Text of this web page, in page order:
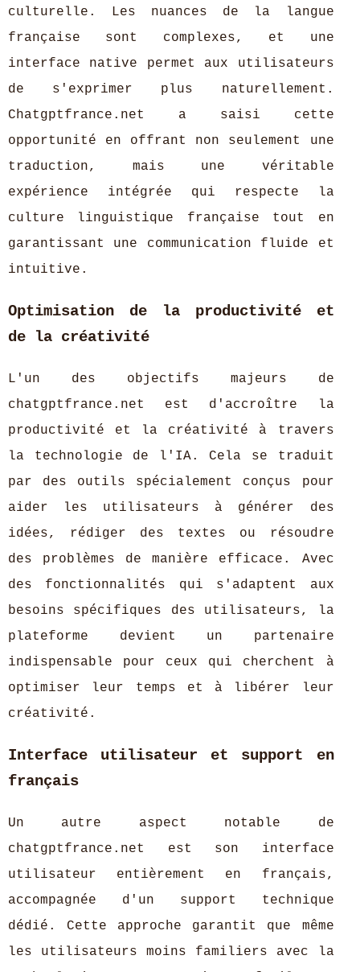
culturelle. Les nuances de la langue
française sont complexes, et une
interface native permet aux utilisateurs
de s'exprimer plus naturellement.
Chatgptfrance.net a saisi cette
opportunité en offrant non seulement une
traduction, mais une véritable
expérience intégrée qui respecte la
culture linguistique française tout en
garantissant une communication fluide et
intuitive.
Optimisation de la productivité et
de la créativité
L'un des objectifs majeurs de
chatgptfrance.net est d'accroître la
productivité et la créativité à travers
la technologie de l'IA. Cela se traduit
par des outils spécialement conçus pour
aider les utilisateurs à générer des
idées, rédiger des textes ou résoudre
des problèmes de manière efficace. Avec
des fonctionnalités qui s'adaptent aux
besoins spécifiques des utilisateurs, la
plateforme devient un partenaire
indispensable pour ceux qui cherchent à
optimiser leur temps et à libérer leur
créativité.
Interface utilisateur et support en
français
Un autre aspect notable de
chatgptfrance.net est son interface
utilisateur entièrement en français,
accompagnée d'un support technique
dédié. Cette approche garantit que même
les utilisateurs moins familiers avec la